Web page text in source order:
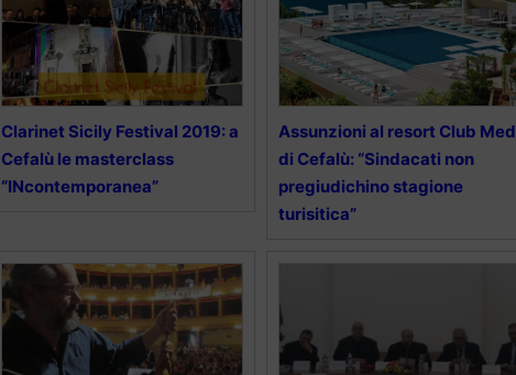
Clarinet Sicily Festival 2019: a
Cefalù le masterclass
“INcontemporanea”
Assunzioni al resort Club Med
di Cefalù: “Sindacati non
pregiudichino stagione
turisitica”